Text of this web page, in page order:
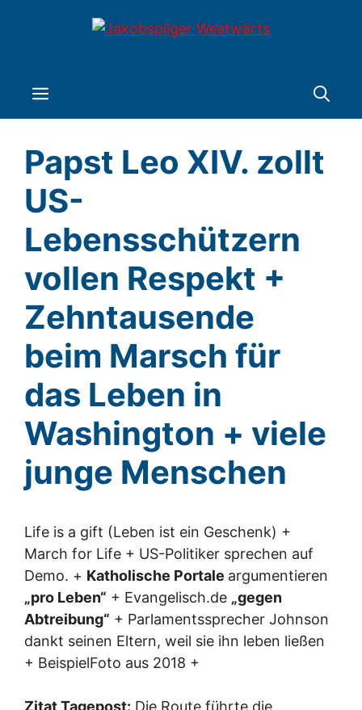
Menü
Papst Leo XIV. zollt
US-
Lebensschützern
vollen Respekt +
Zehntausende
beim Marsch für
das Leben in
Washington + viele
junge Menschen
Life is a gift (Leben ist ein Geschenk) +
March for Life + US-Politiker sprechen auf
Demo. + Katholische Portale argumentieren
„pro Leben“ + Evangelisch.de „gegen
Abtreibung“ + Parlamentssprecher Johnson
dankt seinen Eltern, weil sie ihn leben ließen
+ BeispielFoto aus 2018 +
Zitat Tagepost: Die Route führte die